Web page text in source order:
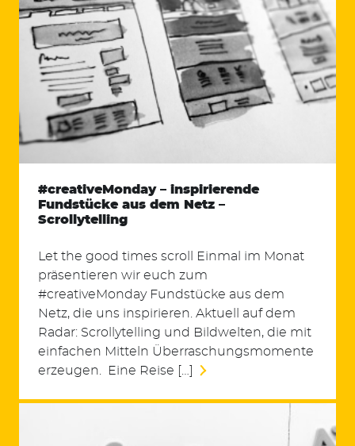
#creativeMonday – inspirierende
Fundstücke aus dem Netz –
Scrollytelling
Let the good times scroll Einmal im Monat
präsentieren wir euch zum
#creativeMonday Fundstücke aus dem
Netz, die uns inspirieren. Aktuell auf dem
Radar: Scrollytelling und Bildwelten, die mit
einfachen Mitteln Überraschungsmomente
erzeugen. Eine Reise […]